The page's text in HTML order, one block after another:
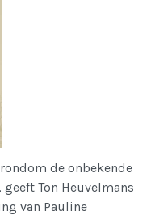
de onbekende
Ton Heuvelmans
van Pauline